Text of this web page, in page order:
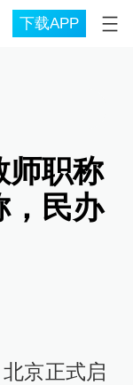
下载APP
师职称
，民办
京正式启